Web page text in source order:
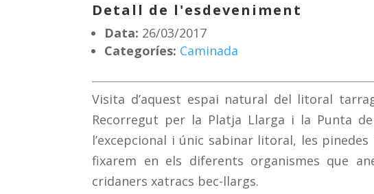
Detall de l'esdeveniment
Data: 26/03/2017
Categoríes: Caminada
Visita d’aquest espai natural del litoral
Recorregut per la Platja Llarga i la Punta
l’excepcional i únic sabinar litoral, les
fixarem en els diferents organismes que
cridaners xatracs bec-llargs.